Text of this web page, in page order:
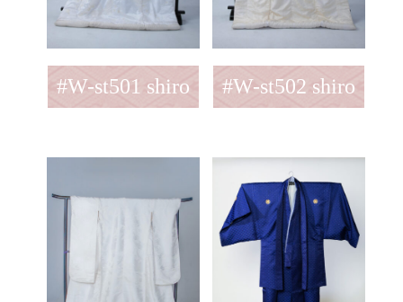
#W-st501 shiro #W-st502 shiro